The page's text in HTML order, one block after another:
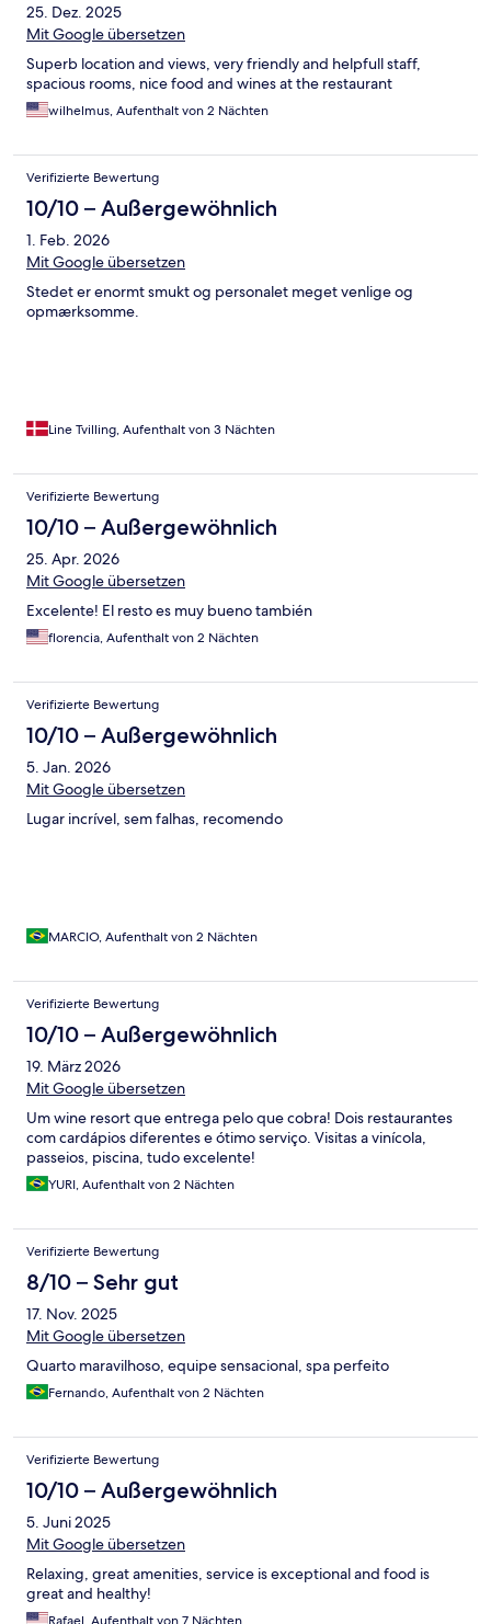
25. Dez. 2025
Mit Google übersetzen
Superb location and views, very friendly and helpfull staff,
spacious rooms, nice food and wines at the restaurant
wilhelmus, Aufenthalt von 2 Nächten
Verifizierte Bewertung
10/10 – Außergewöhnlich
1. Feb. 2026
Mit Google übersetzen
Stedet er enormt smukt og personalet meget venlige og
opmærksomme.
Line Tvilling, Aufenthalt von 3 Nächten
Verifizierte Bewertung
10/10 – Außergewöhnlich
25. Apr. 2026
Mit Google übersetzen
Excelente! El resto es muy bueno también
florencia, Aufenthalt von 2 Nächten
Verifizierte Bewertung
10/10 – Außergewöhnlich
5. Jan. 2026
Mit Google übersetzen
Lugar incrível, sem falhas, recomendo
MARCIO, Aufenthalt von 2 Nächten
Verifizierte Bewertung
10/10 – Außergewöhnlich
19. März 2026
Mit Google übersetzen
Um wine resort que entrega pelo que cobra! Dois restaurantes
com cardápios diferentes e ótimo serviço. Visitas a vinícola,
passeios, piscina, tudo excelente!
YURI, Aufenthalt von 2 Nächten
Verifizierte Bewertung
8/10 – Sehr gut
17. Nov. 2025
Mit Google übersetzen
Quarto maravilhoso, equipe sensacional, spa perfeito
Fernando, Aufenthalt von 2 Nächten
Verifizierte Bewertung
10/10 – Außergewöhnlich
5. Juni 2025
Mit Google übersetzen
Relaxing, great amenities, service is exceptional and food is
great and healthy!
Rafael, Aufenthalt von 7 Nächten